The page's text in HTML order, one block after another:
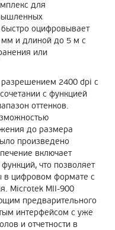
для
быстро оцифровывает
и длиной до 5 м с
или
разрешением 2400 dpi с
с функцией
оттенков.
до размера
произведено
включает
что позволяет
в цифровом формате с
Microtek MII-900
предварительного
интерфейсом с уже
и отчетности в